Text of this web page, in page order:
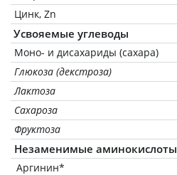
Цинк, Zn
Усвояемые углеводы
Моно- и дисахариды (сахара)
Глюкоза (декстроза)
Лактоза
Сахароза
Фруктоза
Незаменимые аминокислоты
Аргинин*